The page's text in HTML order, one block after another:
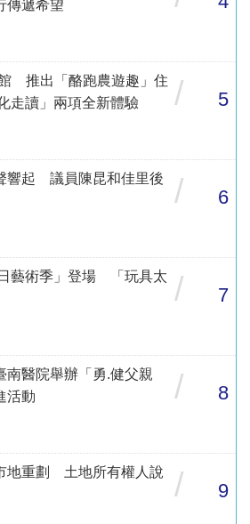
遞希望
推出「酪跑農遊趣」住
走讀」兩項全新體驗
/ 5
響起 議員陳昆和佳里後
/ 6
藝術季」登場 「玩具太 / 7
醫院舉辦「勇.健父親
活動
/ 8
地重劃 土地所有權人說
/ 9